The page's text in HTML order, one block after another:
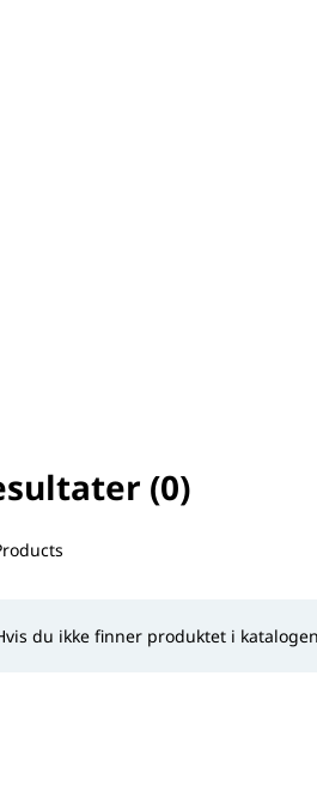
(0)
selected
du ikke finner produktet i